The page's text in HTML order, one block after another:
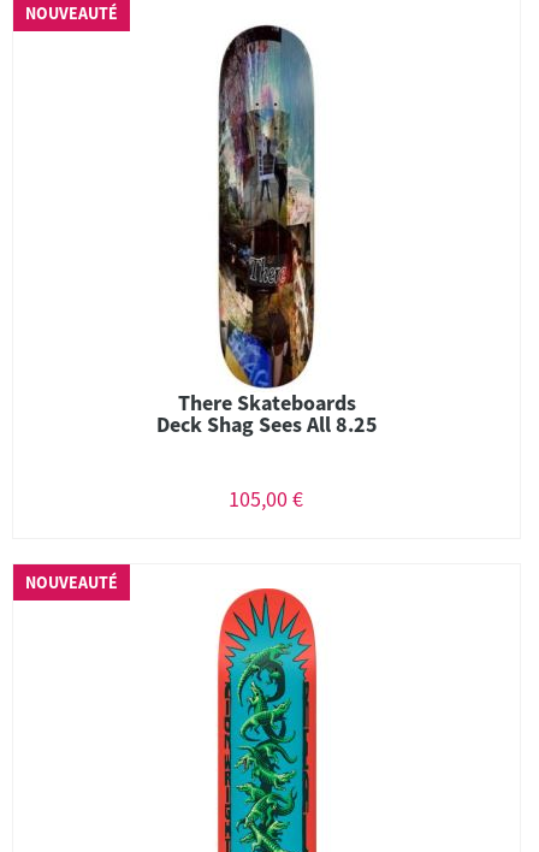
NOUVEAUTÉ
There Skateboards
Deck Shag Sees All 8.25
105,00 €
NOUVEAUTÉ